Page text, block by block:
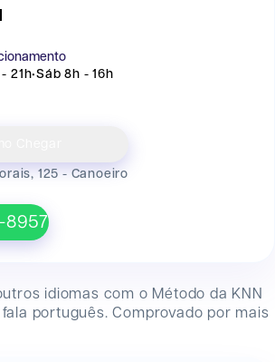
idiomas com o Método da KNN
português. Comprovado por mais
21h•Sáb 8h - 16h
125 - Canoeiro
8957